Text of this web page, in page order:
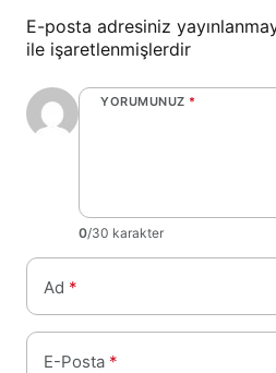
E-posta adresiniz
ile işaretlenmişlerdir
YORUMUNUZ *
0/30 karakter
Ad *
E-Posta *